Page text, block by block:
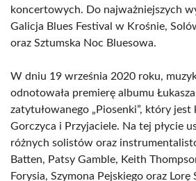
koncertowych. Do najważniejszych
Galicja Blues Festival w Krośnie,
oraz Sztumska Noc Bluesowa.
W dniu 19 września 2020 roku,
odnotowała premierę albumu
zatytułowanego „Piosenki”, który
Gorczyca i Przyjaciele. Na tej płycie
różnych solistów oraz
Batten, Patsy Gamble, Keith
Forysia, Szymona Pejskiego oraz Lorę